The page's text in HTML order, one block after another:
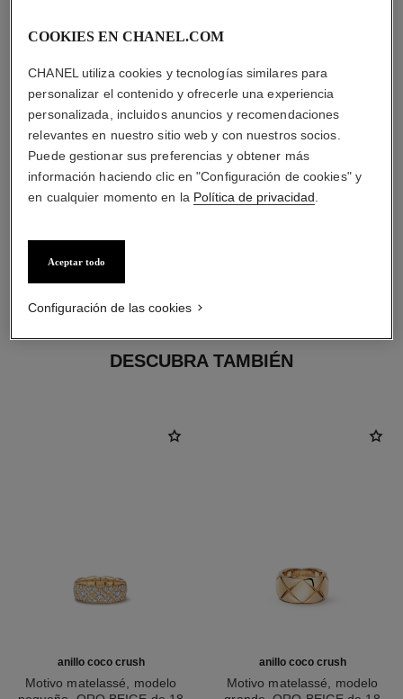
Las características de cada pieza pueden variar**
material
DESCUBRA TAMBIÉN
anillo coco crush
Motivo matelassé, modelo
anillo coco crush
Motivo matelassé, modelo
COOKIES EN CHANEL.COM
CHANEL utiliza cookies y tecnologías similares para
personalizar el contenido y ofrecerle una experiencia
personalizada, incluidos anuncios y recomendaciones
relevantes en nuestro sitio web y con nuestros socios.
Puede gestionar sus preferencias y obtener más
información haciendo clic en "Configuración de cookies" y
en cualquier momento en la Política de privacidad
Aceptar todo
Configuración de las cookies